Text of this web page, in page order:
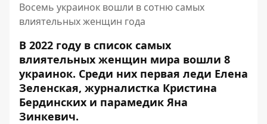
Восемь украинок вошли в сотню самых
влиятельных женщин года
В 2022 году в список самых
влиятельных женщин мира вошли 8
украинок. Среди них первая леди Елена
Зеленская, журналистка Кристина
Бердинских и парамедик Яна
Зинкевич.